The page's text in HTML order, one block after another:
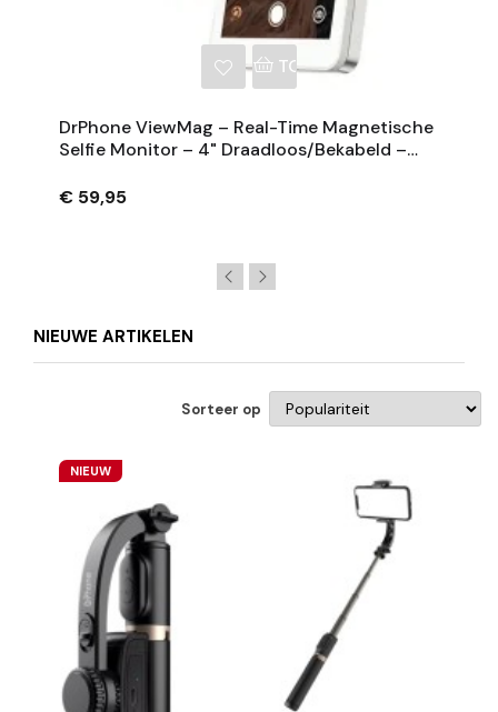
TOEVOEGEN AAN
DrPhone ViewMag – Real-Time Magnetische
Selfie Monitor – 4" Draadloos/Bekabeld –
€ 59,95
NIEUWE ARTIKELEN
Sorteer op
NIEUW